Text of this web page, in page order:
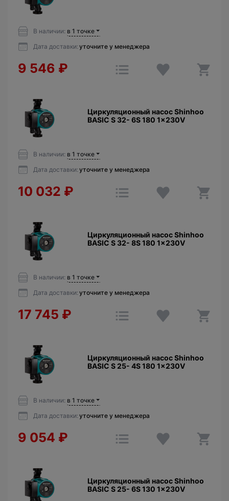
В наличии: в 1 точке
Дата доставки: уточните у менеджера
9 546 ₽
Циркуляционный насос Shinhoo
BASIC S 32- 6S 180 1x230V
В наличии: в 1 точке
Дата доставки: уточните у менеджера
10 032 ₽
Циркуляционный насос Shinhoo
BASIC S 32- 8S 180 1x230V
В наличии: в 1 точке
Дата доставки: уточните у менеджера
17 745 ₽
Циркуляционный насос Shinhoo
BASIC S 25- 4S 180 1x230V
В наличии: в 1 точке
Дата доставки: уточните у менеджера
9 054 ₽
Циркуляционный насос Shinhoo
BASIC S 25- 6S 130 1x230V